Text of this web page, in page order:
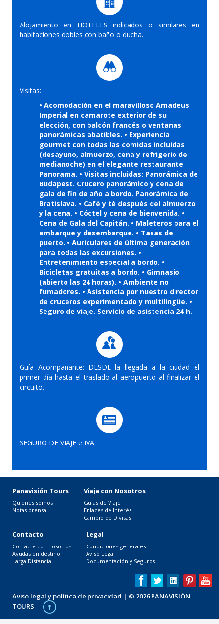
Alojamiento en HOTELES indicados o similares en
habitaciones dobles con baño o ducha.
Visitas:
• Acomodación en el maravilloso Amadeus
Imperial en camarote exterior de su
elección, con balcón francés o ventanas
panorámicas abatibles. • Experiencia
gourmet con todas las comidas incluidas
(desayuno, almuerzo, cena y refrigerio de
medianoche) en el elegante restaurante
Panorama. • Visitas incluidas: Panorámica de
Budapest. Crucero panorámico y cena de
gala de fin de año a bordo. Panorámica de
Bratislava. • Café y té después del almuerzo
y la cena. • Cóctel y cena de bienvenida. •
Cena de Gala del Capitán. • Maleteros para el
embarque y desembarque. • Tasas de
puerto. • Auriculares de última generación
para todas las excursiones. •
Entretenimiento especial a bordo. •
Bicicletas gratuitas a bordo. • Gimnasio
(abierto las 24 horas). • Ambiente no
fumadores. • Asistencia por nuestro director
de cruceros experimentado y multilingüe. •
Seguro de viaje. Servicio de asistencia 24 h.
Guía Acompañante: DESDE la llegada a la ciudad el
primer día hasta el traslado al aeropuerto al finalizar el
circuito.
SEGURO DE VIAJE e IVA
Panavisión Tours
Quiénes somos
Notas prensa
Viaja con Nosotros
Guías de Viaje
Enlaces de Interés
Cambio de Divisas
Contacto
Contacte con nosotros
Ayudas en destino
Larga Distancia
Legal
Condiciones generales
Aviso Legal
Documentación y Seguros
Aviso legal y política de privacidad | © 2026 PANAVISIÓN
TOURS